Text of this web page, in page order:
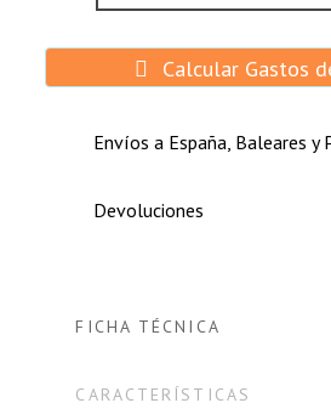
Calcular Gastos
Envíos a España, Baleares y
Devoluciones
FICHA TÉCNICA
CARACTERÍSTICAS